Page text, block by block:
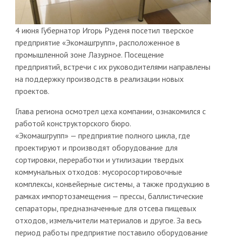
4 июня Губернатор Игорь Руденя посетил тверское
предприятие «Экомашгрупп», расположенное в
промышленной зоне Лазурное. Посещение
предприятий, встречи с их руководителями направлены
на поддержку производств в реализации новых
проектов.
Глава региона осмотрел цеха компании, ознакомился с
работой конструкторского бюро.
«Экомашгрупп» — предприятие полного цикла, где
проектируют и производят оборудование для
сортировки, переработки и утилизации твердых
коммунальных отходов: мусоросортировочные
комплексы, конвейерные системы, а также продукцию в
рамках импортозамещения — прессы, баллистические
сепараторы, предназначенные для отсева пищевых
отходов, измельчители материалов и другое. За весь
период работы предприятие поставило оборудование